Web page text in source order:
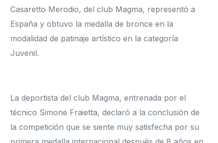
Casaretto Merodio, del club Magma, representó a
España y obtuvo la medalla de bronce en la
modalidad de patinaje artístico en la categoría
Juvenil.
La deportista del club Magma, entrenada por el
técnico Simone Fraietta, declaró a la conclusión de
la competición que se siente muy satisfecha por su